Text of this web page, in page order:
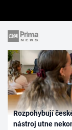
Rozpohybují
nástroj utne